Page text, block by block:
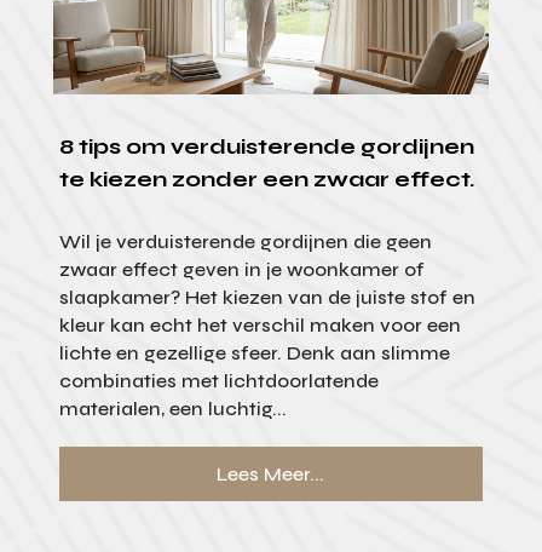
8 tips om verduisterende gordijnen
te kiezen zonder een zwaar effect.
Wil je verduisterende gordijnen die geen
zwaar effect geven in je woonkamer of
slaapkamer? Het kiezen van de juiste stof en
kleur kan echt het verschil maken voor een
lichte en gezellige sfeer. Denk aan slimme
combinaties met lichtdoorlatende
materialen, een luchtig...
Lees Meer...